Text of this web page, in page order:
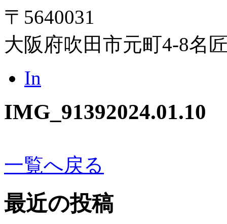
〒5640031
大阪府吹田市元町4-8名
In
IMG_91392024.01.10
一覧へ戻る
最近の投稿